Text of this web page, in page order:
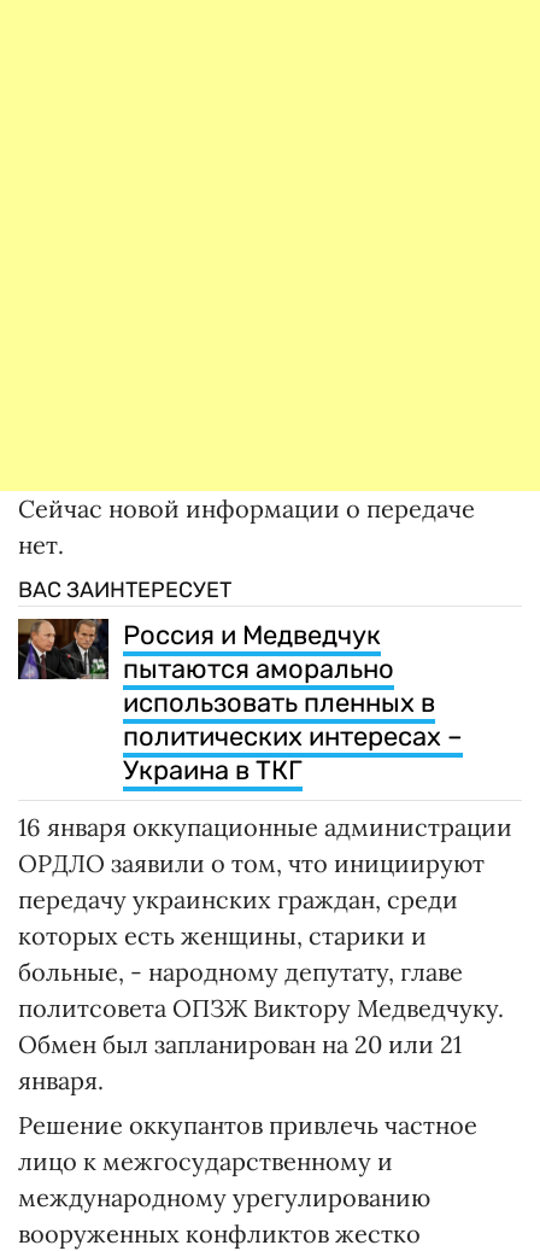
Сейчас новой информации о передаче
нет.
ВАС ЗАИНТЕРЕСУЕТ
Россия и Медведчук
пытаются аморально
использовать пленных в
политических интересах –
Украина в ТКГ
16 января оккупационные администрации
ОРДЛО заявили о том, что инициируют
передачу украинских граждан, среди
которых есть женщины, старики и
больные, - народному депутату, главе
политсовета ОПЗЖ Виктору Медведчуку.
Обмен был запланирован на 20 или 21
января.
Решение оккупантов привлечь частное
лицо к межгосударственному и
международному урегулированию
вооруженных конфликтов жестко